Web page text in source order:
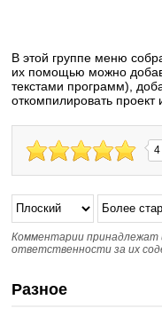
В этой группе меню
их помощью можно
текстами программ),
откомпилировать проект
4
Комментарии принадлежат
ответственности за их
Разное